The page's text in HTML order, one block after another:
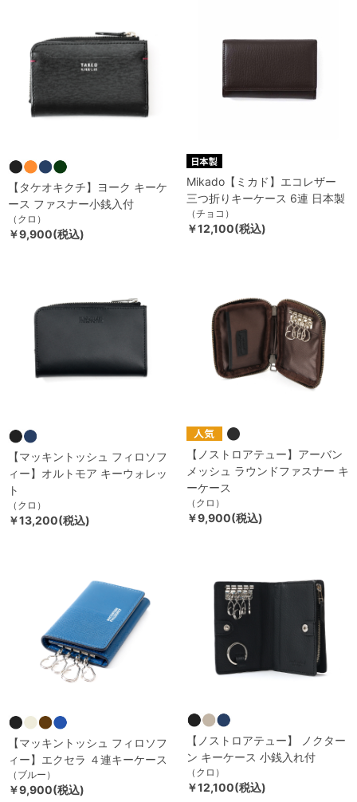
【タケオキクチ】ヨーク キーケ
ース ファスナー小銭入付
（クロ）
￥9,900(税込)
Mikado【ミカド】エコレザー
三つ折りキーケース 6連 日本製
（チョコ）
￥12,100(税込)
【マッキントッシュ フィロソフ
ィー】オルトモア キーウォレッ
ト
（クロ）
￥13,200(税込)
【ノストロアテュー】アーバン
メッシュ ラウンドファスナー キ
ーケース
（クロ）
￥9,900(税込)
【マッキントッシュ フィロソフ
ィー】エクセラ ４連キーケース
（ブルー）
￥9,900(税込)
【ノストロアテュー】 ノクター
ン キーケース 小銭入れ付
（クロ）
￥12,100(税込)